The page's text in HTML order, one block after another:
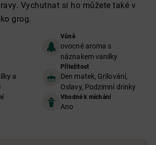
Vychutnat si ho můžete také v
grog.
Vůně
ovocné aroma s
náznakem vanilky
a
Příležitost
Den matek, Grilování,
Oslavy, Podzimní drinky
Vhodné k míchání
Ano